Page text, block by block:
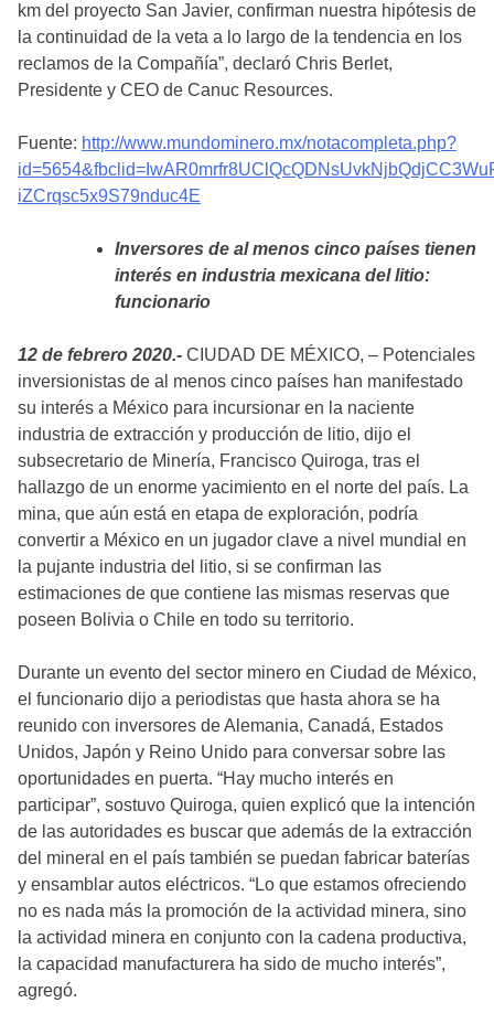
km del proyecto San Javier, confirman nuestra hipótesis de
la continuidad de la veta a lo largo de la tendencia en los
reclamos de la Compañía”, declaró Chris Berlet,
Presidente y CEO de Canuc Resources.
Fuente: http://www.mundominero.mx/notacompleta.php?
iZCrqsc5x9S79nduc4E
Inversores de al menos cinco países tienen
interés en industria mexicana del litio:
funcionario
12 de febrero 2020.- CIUDAD DE MÉXICO, – Potenciales
inversionistas de al menos cinco países han manifestado
su interés a México para incursionar en la naciente
industria de extracción y producción de litio, dijo el
subsecretario de Minería, Francisco Quiroga, tras el
hallazgo de un enorme yacimiento en el norte del país. La
mina, que aún está en etapa de exploración, podría
convertir a México en un jugador clave a nivel mundial en
la pujante industria del litio, si se confirman las
estimaciones de que contiene las mismas reservas que
poseen Bolivia o Chile en todo su territorio.
Durante un evento del sector minero en Ciudad de México,
el funcionario dijo a periodistas que hasta ahora se ha
reunido con inversores de Alemania, Canadá, Estados
Unidos, Japón y Reino Unido para conversar sobre las
oportunidades en puerta. “Hay mucho interés en
participar”, sostuvo Quiroga, quien explicó que la intención
de las autoridades es buscar que además de la extracción
del mineral en el país también se puedan fabricar baterías
y ensamblar autos eléctricos. “Lo que estamos ofreciendo
no es nada más la promoción de la actividad minera, sino
la actividad minera en conjunto con la cadena productiva,
la capacidad manufacturera ha sido de mucho interés”,
agregó.